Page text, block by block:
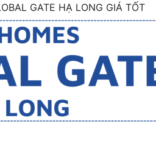
GATE HẠ LONG GIÁ TỐT